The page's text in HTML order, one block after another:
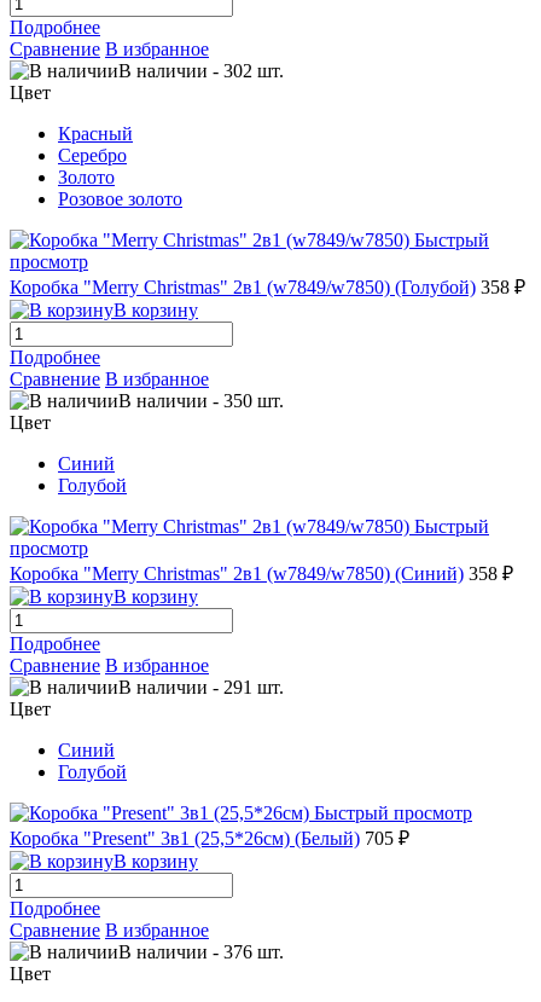
Подробнее
Сравнение В избранное
В наличии - 302 шт.
Цвет
Красный
Серебро
Золото
Розовое золото
Быстрый
просмотр
Коробка "Merry Christmas" 2в1 (w7849/w7850) (Голубой) 358 ₽
В корзину
Подробнее
Сравнение В избранное
В наличии - 350 шт.
Цвет
Синий
Голубой
Быстрый
просмотр
Коробка "Merry Christmas" 2в1 (w7849/w7850) (Синий) 358 ₽
В корзину
Подробнее
Сравнение В избранное
В наличии - 291 шт.
Цвет
Синий
Голубой
Быстрый просмотр
Коробка "Present" 3в1 (25,5*26см) (Белый) 705 ₽
В корзину
Подробнее
Сравнение В избранное
В наличии - 376 шт.
Цвет